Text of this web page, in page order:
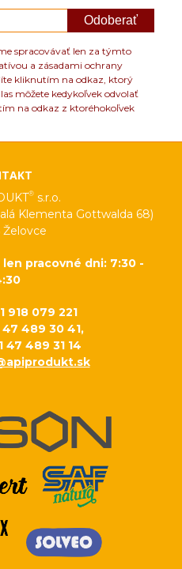
Odoberať
spracovávať len za týmto
a zásadami ochrany
kliknutím na odkaz, ktorý
môžete kedykoľvek odvolať
na odkaz z ktoréhokoľvek
® s.r.o.
Klementa Gottwalda 68)
Želovce
pracovné dni: 7:30 -
918 079 221
47 489 30 41,
31 14